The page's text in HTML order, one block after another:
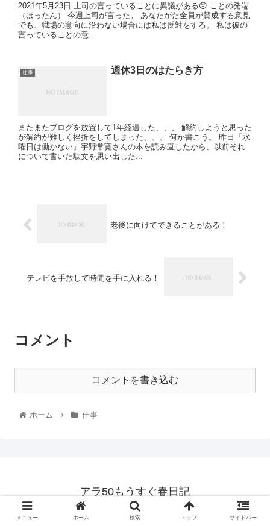
2021年5月23日 上司の言っていることに異議がある😠 ことの発端
（ほったん） 今週上司が言った。 あなたがた全員が賛成する意見
でも、職場の意向に沿わない場合には私は反対をする。 私は彼の
言っていることの意...
仕事 週休3日のはたらき方
またまたブログを放置して1年経過した、、、 解約しようと思った
が解約が難しく挫折をしてしまった、、、 何か書こう。 昨日『水
曜日は働かない』宇野常寛さんの本を読み直したから、以前それ
について書いた駄文を思い出した...
老後に向けてできることがある！
テレビを手放して時間を手に入れる！
コメント
コメントを書き込む
ホーム 仕事
アラ50もうすぐ春日記
© 2021 アラ50もうすぐ春日記.
メニュー ホーム 検索 トップ サイドバー